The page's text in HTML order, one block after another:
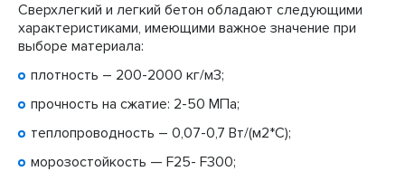
Сверхлегкий и легкий бетон обладают следующими
характеристиками, имеющими важное значение при
выборе материала:
плотность – 200-2000 кг/м3;
прочность на сжатие: 2-50 МПа;
теплопроводность – 0,07-0,7 Вт/(м2*С);
морозостойкость — F25- F300;